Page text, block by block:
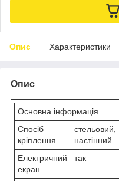
Опис Характеристики
Опис
Основна інформація
Спосіб
кріплення
стельовий,
настінний
Електричний
екран
так